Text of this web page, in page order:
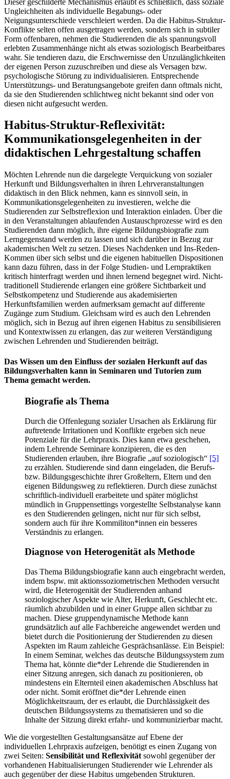
Ungleichheiten als individuelle Begabungs- oder
Neigungsunterschiede verschleiert werden. Da die Habitus-Struktur-
Konflikte selten offen ausgetragen werden, sondern sich in subtiler
Form offenbaren, nehmen die Studierenden die als spannungsvoll
erlebten Zusammenhänge nicht als etwas soziologisch Bearbeitbares
wahr. Sie tendieren dazu, die Erschwernisse den Unzulänglichkeiten
der eigenen Person zuzuschreiben und diese als Versagen bzw.
psychologische Störung zu individualisieren. Entsprechende
Unterstützungs- und Beratungsangebote greifen dann oftmals nicht,
da sie den Studierenden schlichtweg nicht bekannt sind oder von
diesen nicht aufgesucht werden.
Habitus-Struktur-Reflexivität:
Kommunikationsgelegenheiten in der
didaktischen Lehrgestaltung schaffen
Möchten Lehrende nun die dargelegte Verquickung von sozialer
Herkunft und Bildungsverhalten in ihren Lehrveranstaltungen
didaktisch in den Blick nehmen, kann es sinnvoll sein, in
Kommunikationsgelegenheiten zu investieren, welche die
Studierenden zur Selbstreflexion und Interaktion einladen. Über die
in den Veranstaltungen ablaufenden Austauschprozesse wird es den
Studierenden dann möglich, ihre eigene Bildungsbiografie zum
Lerngegenstand werden zu lassen und sich darüber in Bezug zur
akademischen Welt zu setzen. Dieses Nachdenken und Ins-Reden-
Kommen über sich selbst und die eigenen habituellen Dispositionen
kann dazu führen, dass in der Folge Studien- und Lernpraktiken
kritisch hinterfragt werden und ihnen lernend begegnet wird. Nicht-
traditionell Studierende erlangen eine größere Sichtbarkeit und
Selbstkompetenz und Studierende aus akademisierten
Herkunftsfamilien werden aufmerksam gemacht auf differente
Zugänge zum Studium. Gleichsam wird es auch den Lehrenden
möglich, sich in Bezug auf ihren eigenen Habitus zu sensibilisieren
und Kontextwissen zu erlangen, das zur weiteren Verständigung
zwischen Lehrenden und Studierenden beiträgt.
Das Wissen um den Einfluss der sozialen Herkunft auf das
Bildungsverhalten kann in Seminaren und Tutorien zum
Thema gemacht werden.
Biografie als Thema
Durch die Offenlegung sozialer Ursachen als Erklärung für
auftretende Irritationen und Konflikte ergeben sich neue
Potenziale für die Lehrpraxis. Dies kann etwa geschehen,
indem Lehrende Seminare konzipieren, die es den
Studierenden erlauben, ihre Biografie „auf soziologisch“ [5]
zu erzählen. Studierende sind dann eingeladen, die Berufs-
bzw. Bildungsgeschichte ihrer Großeltern, Eltern und den
eigenen Bildungsweg zu reflektieren. Durch diese zunächst
schriftlich-individuell erarbeitete und später möglichst
mündlich in Gruppensettings vorgestellte Selbstanalyse kann
es den Studierenden gelingen, nicht nur für sich selbst,
sondern auch für ihre Kommiliton*innen ein besseres
Verständnis zu erlangen.
Diagnose von Heterogenität als Methode
Das Thema Bildungsbiografie kann auch eingebracht werden,
indem bspw. mit aktionssoziometrischen Methoden versucht
wird, die Heterogenität der Studierenden anhand
soziologischer Aspekte wie Alter, Herkunft, Geschlecht etc.
räumlich abzubilden und in einer Gruppe allen sichtbar zu
machen. Diese gruppendynamische Methode kann
grundsätzlich auf alle Fachbereiche angewendet werden und
bietet durch die Positionierung der Studierenden zu diesen
Aspekten im Raum zahleiche Gesprächsanlässe. Ein Beispiel:
In einem Seminar, welches das deutsche Bildungssystem zum
Thema hat, könnte die*der Lehrende die Studierenden in
einer Sitzung anregen, sich danach zu positionieren, ob
mindestens ein Elternteil einen akademischen Abschluss hat
oder nicht. Somit eröffnet die*der Lehrende einen
Möglichkeitsraum, der es erlaubt, die Durchlässigkeit des
deutschen Bildungssystems zu thematisieren und so die
Inhalte der Sitzung direkt erfahr- und kommunizierbar macht.
Wie die vorgestellten Gestaltungsansätze auf Ebene der
individuellen Lehrpraxis aufzeigen, benötigt es einen Zugang von
zwei Seiten: Sensibilität und Reflexivität sowohl gegenüber der
vorhandenen Habitualisierungen Studierender wie Lehrender als
auch gegenüber der diese Habitus umgebenden Strukturen.